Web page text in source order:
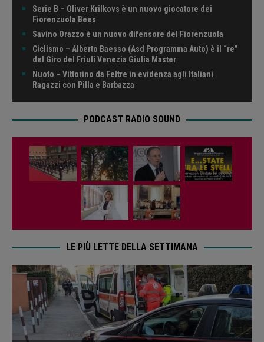
Serie B – Oliver Krilkovs è un nuovo giocatore dei
Fiorenzuola Bees
Savino Orazzo è un nuovo difensore del Fiorenzuola
Ciclismo – Alberto Baesso (Asd Programma Auto) è il “re”
del Giro del Friuli Venezia Giulia Master
Nuoto – Vittorino da Feltre in evidenza agli Italiani
Ragazzi con Pilla e Barbazza
PODCAST RADIO SOUND
LE PIÙ LETTE DELLA SETTIMANA